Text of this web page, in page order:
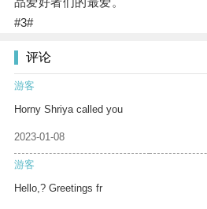
#3#
评论
游客
Horny Shriya called you
2023-01-08
游客
Hello,? Greetings fr